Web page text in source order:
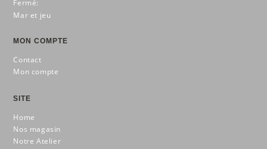
Fermé:
Mar et jeu
MON COMPTE
Contact
Mon compte
SITE
Home
Nos magasin
Notre Atelier